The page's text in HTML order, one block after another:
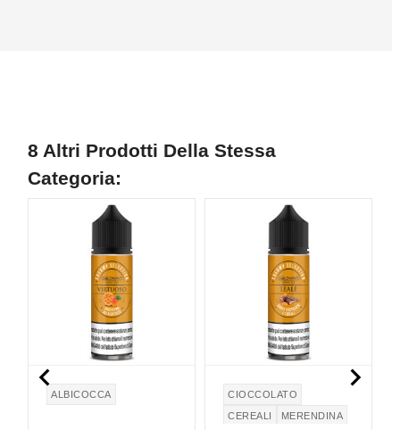
8 Altri Prodotti Della Stessa
Categoria:
ALBICOCCA
CIOCCOLATO
CEREALI
MERENDINA
 